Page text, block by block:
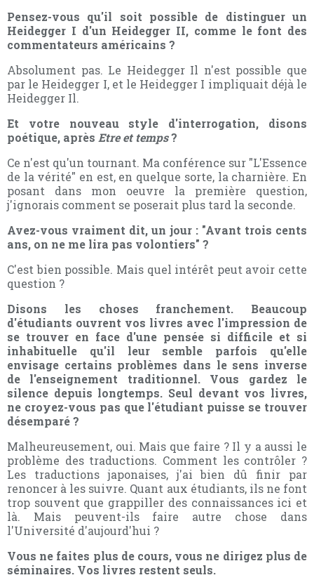
Pensez-vous qu'il soit possible de distinguer un
Heidegger I d'un Heidegger II, comme le font des
commentateurs américains ?
Absolument pas. Le Heidegger Il n'est possible que
par le Heidegger I, et le Heidegger I impliquait déjà le
Heidegger Il.
Et votre nouveau style d'interrogation, disons
poétique, après Etre et temps?
Ce n'est qu'un tournant. Ma conférence sur "L'Essence
de la vérité" en est, en quelque sorte, la charnière. En
posant dans mon oeuvre la première question,
j'ignorais comment se poserait plus tard la seconde.
Avez-vous vraiment dit, un jour : "Avant trois cents
ans, on ne me lira pas volontiers" ?
C'est bien possible. Mais quel intérêt peut avoir cette
question ?
Disons les choses franchement. Beaucoup
d'étudiants ouvrent vos livres avec l'impression de
se trouver en face d'une pensée si difficile et si
inhabituelle qu'il leur semble parfois qu'elle
envisage certains problèmes dans le sens inverse
de l'enseignement traditionnel. Vous gardez le
silence depuis longtemps. Seul devant vos livres,
ne croyez-vous pas que l'étudiant puisse se trouver
désemparé ?
Malheureusement, oui. Mais que faire ? Il y a aussi le
problème des traductions. Comment les contrôler ?
Les traductions japonaises, j'ai bien dû finir par
renoncer à les suivre. Quant aux étudiants, ils ne font
trop souvent que grappiller des connaissances ici et
là. Mais peuvent-ils faire autre chose dans
l'Université d'aujourd'hui ?
Vous ne faites plus de cours, vous ne dirigez plus de
séminaires. Vos livres restent seuls.